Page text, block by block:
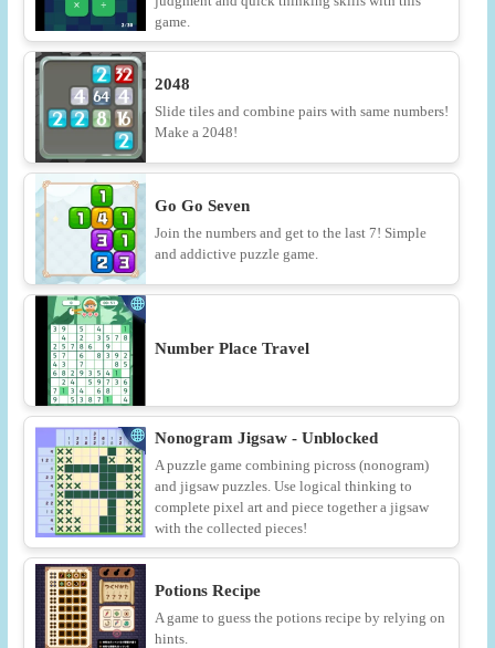
game.
2048
Slide tiles and combine pairs with same numbers!
Make a 2048!
Go Go Seven
Join the numbers and get to the last 7! Simple
and addictive puzzle game.
Number Place Travel
Nonogram Jigsaw - Unblocked
A puzzle game combining picross (nonogram)
and jigsaw puzzles. Use logical thinking to
complete pixel art and piece together a jigsaw
with the collected pieces!
Potions Recipe
A game to guess the potions recipe by relying on
hints.